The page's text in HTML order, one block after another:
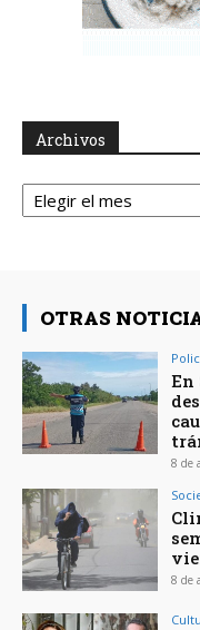
Archivos
Archivos
OTRAS
En
8 de
8 de